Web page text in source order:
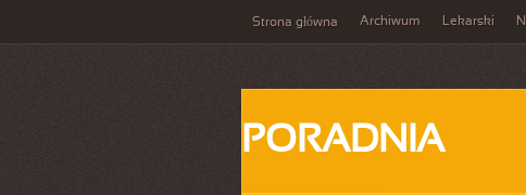
Strona główna Archiwum Lekarski
PORADNIA